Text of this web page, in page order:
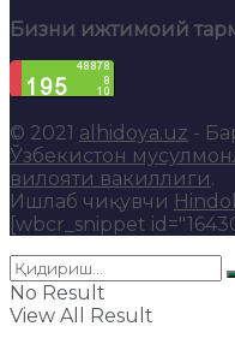
Бизни ижтимоий
© 2021 alhidoya.uz -
Ўзбекистон
вилояти вакиллиги.
Ишлаб чиқувчи
[wbcr_snippet
No Result
View All Result